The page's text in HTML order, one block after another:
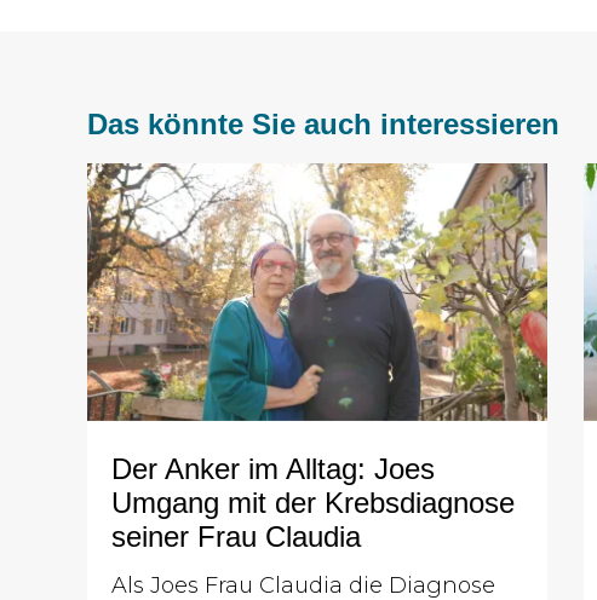
Das könnte Sie auch interessieren
Der Anker im Alltag: Joes
Umgang mit der Krebsdiagnose
seiner Frau Claudia
Als Joes Frau Claudia die Diagnose